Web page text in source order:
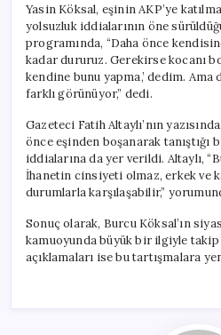
Yasin Köksal, eşinin AKP’ye
yolsuzluk iddialarının öne
programında, “Daha önce
kadar dururuz. Gerekirse kocanı
kendine bunu yapma,’ dedim.
farklı görünüyor,” dedi.
Gazeteci Fatih Altaylı’nın
önce eşinden boşanarak tanıştığı
iddialarına da yer verildi. Altaylı,
İhanetin cinsiyeti olmaz, erkek ve
durumlarla karşılaşabilir,”
Sonuç olarak, Burcu Köksal’ın
kamuoyunda büyük bir ilgiyle takip
açıklamaları ise bu tartışmalara